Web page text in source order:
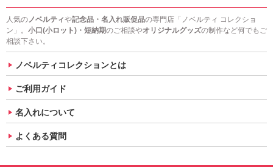
人気のノベルティや記念品・名入れ販促品の専門店「ノベルティ コレクショ
ン」。 小口(小ロット)・短納期のご相談やオリジナルグッズの制作など何でもご
相談下さい。
ノベルティコレクションとは
ご利用ガイド
名入れについて
よくある質問